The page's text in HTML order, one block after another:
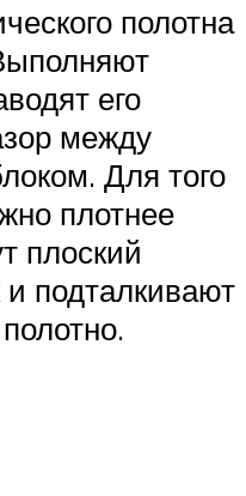
полотна
его
между
Для того
плотнее
плоский
подталкивают